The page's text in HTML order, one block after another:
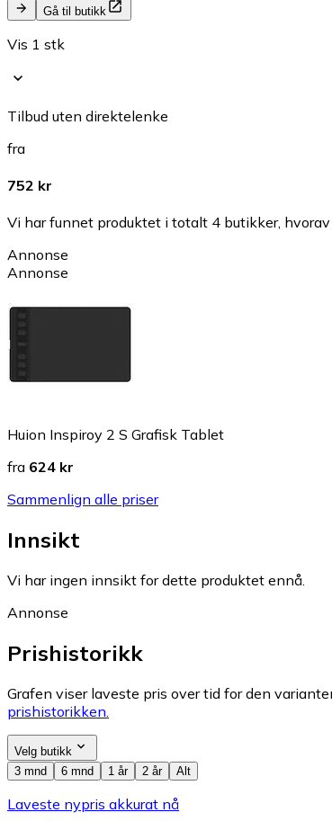
Gå til butikk
Vis 1 stk
Tilbud uten direktelenke
fra
752 kr
Vi har funnet produktet i totalt 4 butikker,
Annonse
Annonse
Huion Inspiroy 2 S Grafisk Tablet
fra 624 kr
Sammenlign alle priser
Innsikt
Vi har ingen innsikt for dette produktet ennå.
Annonse
Prishistorikk
Grafen viser laveste pris over tid for den
prishistorikken.
Velg butikk
3 mnd
6 mnd 1 år 2 år Alt
Laveste nypris akkurat nå